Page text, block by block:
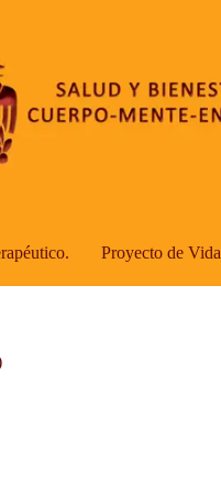
Proyecto de Vida